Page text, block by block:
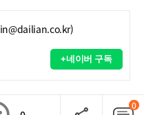
+네이버 구독
0